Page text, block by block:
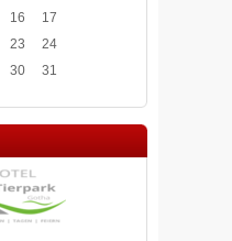
16
17
23
24
30 31